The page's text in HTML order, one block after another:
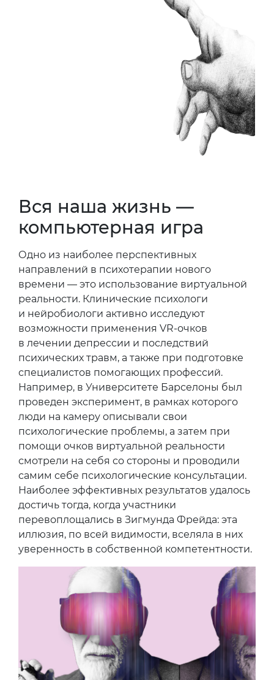
Вся наша жизнь —
компьютерная игра
Одно из наиболее перспективных
направлений в психотерапии нового
времени — это использование виртуальной
реальности. Клинические психологи
и нейробиологи активно исследуют
возможности применения VR-очков
в лечении депрессии и последствий
психических травм, а также при подготовке
специалистов помогающих профессий.
Например, в Университете Барселоны был
проведен эксперимент, в рамках которого
люди на камеру описывали свои
психологические проблемы, а затем при
помощи очков виртуальной реальности
смотрели на себя со стороны и проводили
самим себе психологические консультации.
Наиболее эффективных результатов удалось
достичь тогда, когда участники
перевоплощались в Зигмунда Фрейда: эта
иллюзия, по всей видимости, вселяла в них
уверенность в собственной компетентности.